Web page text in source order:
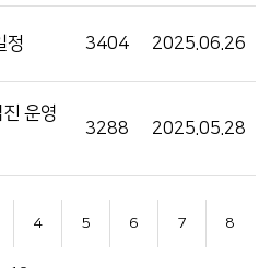
정 3404 2025.06.26
운영
3288 2025.05.28
4 5 6 7 8